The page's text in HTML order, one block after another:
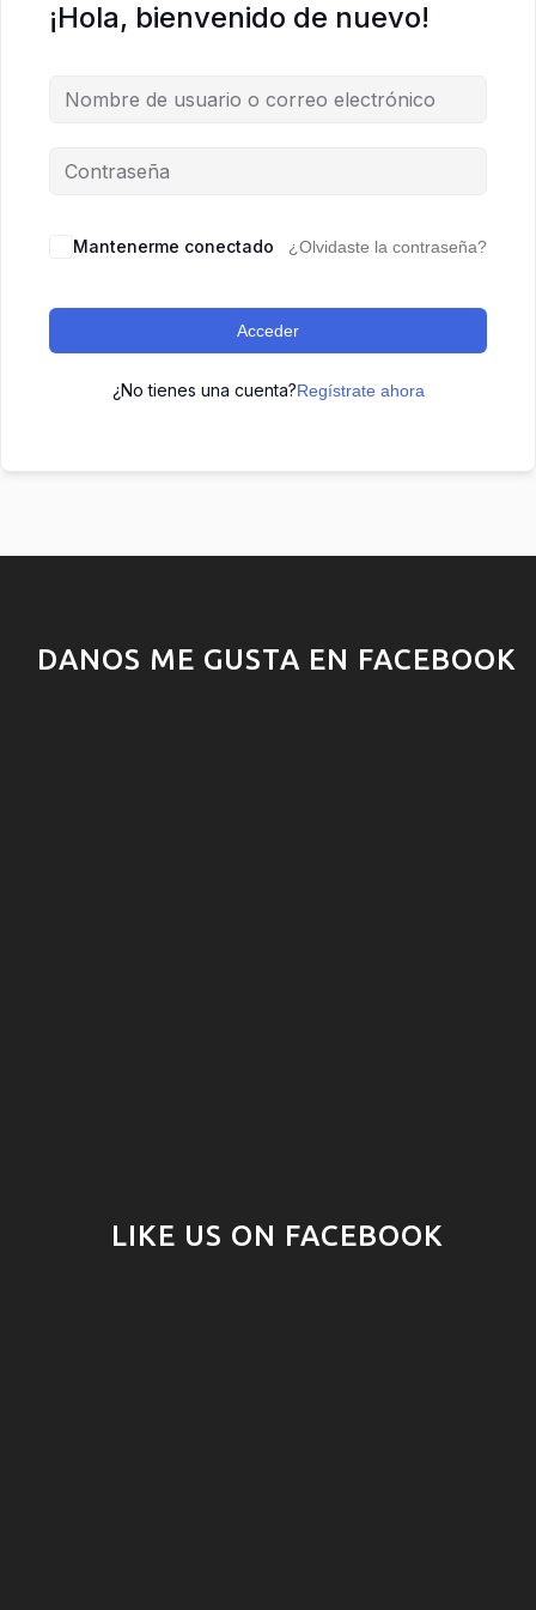
¡Hola, bienvenido de nuevo!
Mantenerme conectado ¿Olvidaste la contraseña?
Acceder
¿No tienes una cuenta?Regístrate ahora
DANOS ME GUSTA EN FACEBOOK
LIKE US ON FACEBOOK